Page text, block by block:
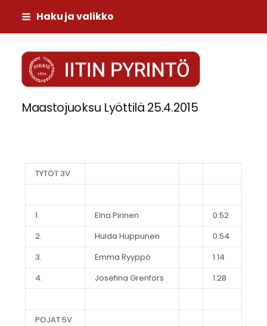
Siirry
sivun
sisältöön
Haku ja valikko
Iitin Pyrintö
Maastojuoksu Lyöttilä 25.4.2015
TYTÖT 3V
1. Elna Pirinen
0.52
2.
Hulda Huppunen
0.54
3.
Emma Ryyppö
1.14
4.
Josefina Grenfors 1.28
POJAT 5V